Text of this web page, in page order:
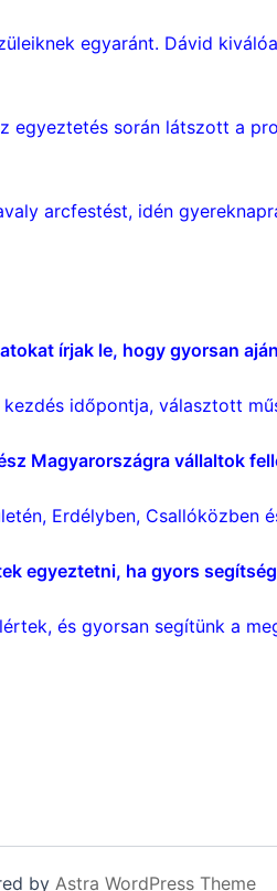
egyaránt. Dávid
egyeztetés során látszott a
arcfestést, idén
írjak le, hogy gyorsan
időpontja, választott
Magyarországra vállaltok
Erdélyben, Csallóközben
egyeztetni, ha gyors
és gyorsan segítünk a
by Astra WordPress Theme